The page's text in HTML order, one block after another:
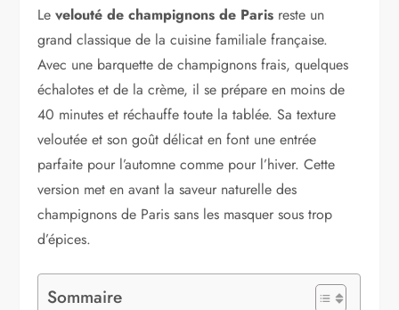
Levelouté de champignons de Paris reste un
grand classique de la cuisine familiale française.
Avec une barquette de champignons frais, quelques
échalotes et de la crème, il se prépare en moins de
40 minutes et réchauffe toute la tablée. Sa texture
veloutée et son goût délicat en font une entrée
parfaite pour l’automne comme pour l’hiver. Cette
version met en avant la saveur naturelle des
champignons de Paris sans les masquer sous trop
d’épices.
Sommaire